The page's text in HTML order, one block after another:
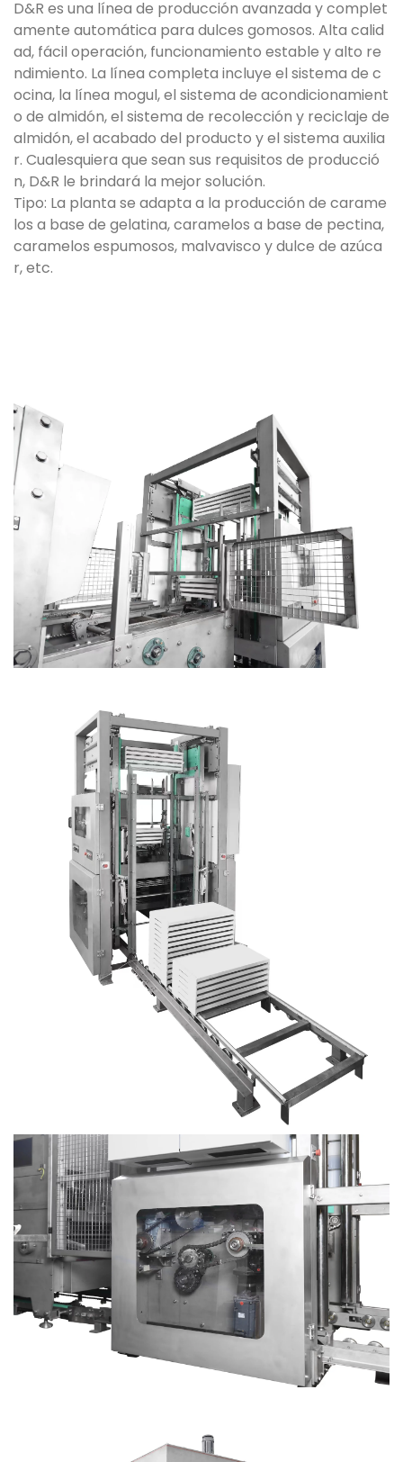
D&R es una línea de producción avanzada y complet
amente automática para dulces gomosos. Alta calid
ad, fácil operación, funcionamiento estable y alto re
ndimiento. La línea completa incluye el sistema de c
ocina, la línea mogul, el sistema de acondicionamient
o de almidón, el sistema de recolección y reciclaje de
almidón, el acabado del producto y el sistema auxilia
r. Cualesquiera que sean sus requisitos de producció
n, D&R le brindará la mejor solución.
Tipo: La planta se adapta a la producción de carame
los a base de gelatina, caramelos a base de pectina,
caramelos espumosos, malvavisco y dulce de azúca
r, etc.